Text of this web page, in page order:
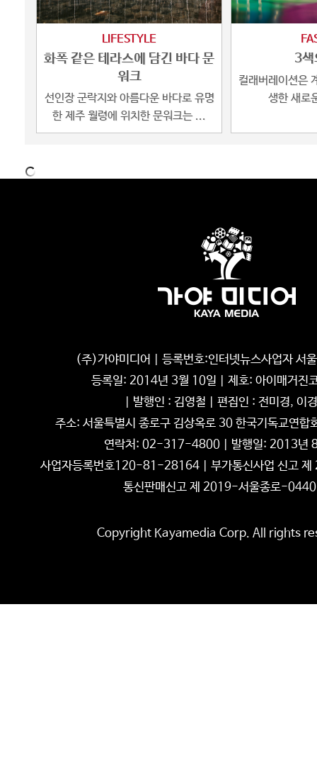
LIFESTYLE
화폭 같은 테라스에 담긴 바다 문
워크
선인장 군락지와 아름다운 바다로 유명
한 제주 월령에 위치한 문워크는 ...
3색
컬래버레이션은
생한 새로
오감으로 느끼는 제주
자연과 세계
이야기하는
(주)가야미디어 | 등록번호:인터넷뉴스사업자 서
등록일: 2014년 3월 10일 | 제호: 아이매거진
| 발행인 : 김영철 | 편집인 : 전미경, 이
주소: 서울특별시 종로구 김상옥로 30 한국기독교연
연락처: 02-317-4800 | 발행일: 2013년
사업자등록번호120-81-28164 | 부가통신사업 신고
통신판매신고 제 2019-서울종로-
Copyright Kayamedia Corp. All rights